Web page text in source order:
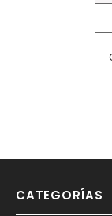
CATEGORÍAS